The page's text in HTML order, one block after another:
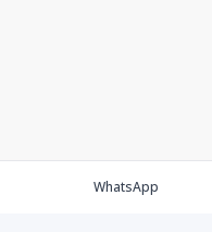
WhatsApp